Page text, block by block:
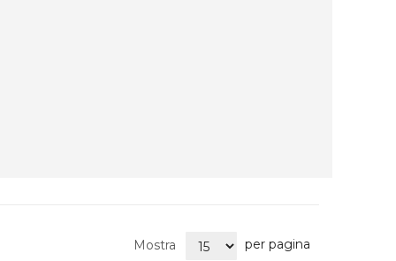
Mostra per pagina